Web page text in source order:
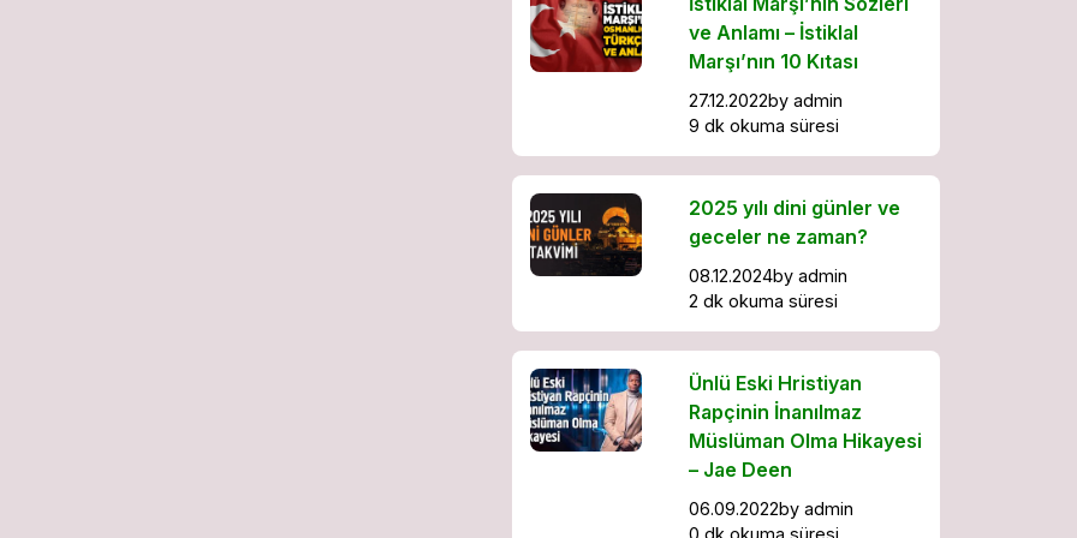
ve Anlamı – İstiklal
Marşı’nın 10 Kıtası
27.12.2022by admin
9 dk okuma süresi
2025 yılı dini günler ve
geceler ne zaman?
08.12.2024by admin
2 dk okuma süresi
Ünlü Eski Hristiyan
Rapçinin İnanılmaz
Müslüman Olma Hikayesi
– Jae Deen
06.09.2022by admin
0 dk okuma süresi